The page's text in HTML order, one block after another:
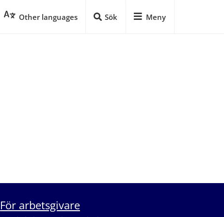
Other languages Sök Meny
För arbetsgivare